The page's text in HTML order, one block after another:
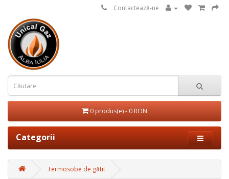
Contactează-ne
0 produs(e) - 0 RON
Categorii
Termosobe de gătit